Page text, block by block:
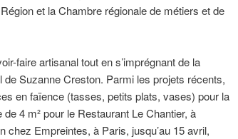
et la Chambre régionale de métiers et de
faire artisanal tout en s’imprégnant de la
Suzanne Creston. Parmi les projets récents,
en faïence (tasses, petits plats, vases) pour la
4 m² pour le Restaurant Le Chantier, à
chez Empreintes, à Paris, jusqu’au 15 avril,